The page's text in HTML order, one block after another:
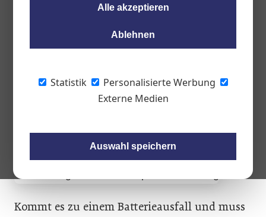
Alle akzeptieren
Ablehnen
Statistik
Personalisierte Werbung
Externe Medien
Auswahl speichern
Statistiken aus ganz Europa zufolge sind
Batterien die HAUPTURSACHE FÜR
Unannehmlichkeiten und Kosten
verbunden. Wird jedoch von Anfang an die
Kommt es zu einem Batterieausfall und muss